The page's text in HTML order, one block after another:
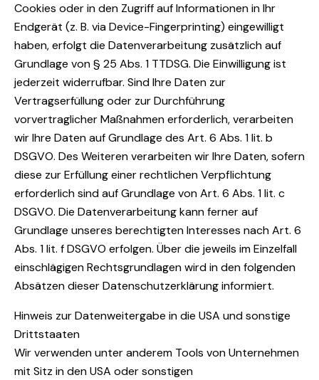
Cookies oder in den Zugriff auf Informationen in Ihr
Endgerät (z. B. via Device-Fingerprinting) eingewilligt
haben, erfolgt die Datenverarbeitung zusätzlich auf
Grundlage von § 25 Abs. 1 TTDSG. Die Einwilligung ist
jederzeit widerrufbar. Sind Ihre Daten zur
Vertragserfüllung oder zur Durchführung
vorvertraglicher Maßnahmen erforderlich, verarbeiten
wir Ihre Daten auf Grundlage des Art. 6 Abs. 1 lit. b
DSGVO. Des Weiteren verarbeiten wir Ihre Daten, sofern
diese zur Erfüllung einer rechtlichen Verpflichtung
erforderlich sind auf Grundlage von Art. 6 Abs. 1 lit. c
DSGVO. Die Datenverarbeitung kann ferner auf
Grundlage unseres berechtigten Interesses nach Art. 6
Abs. 1 lit. f DSGVO erfolgen. Über die jeweils im Einzelfall
einschlägigen Rechtsgrundlagen wird in den folgenden
Absätzen dieser Datenschutzerklärung informiert.
Hinweis zur Datenweitergabe in die USA und sonstige
Drittstaaten
Wir verwenden unter anderem Tools von Unternehmen
mit Sitz in den USA oder sonstigen